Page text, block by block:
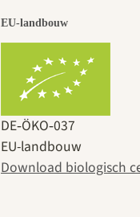
EU-landbouw
DE‑ÖKO‑037
EU-landbouw
Download biologisch